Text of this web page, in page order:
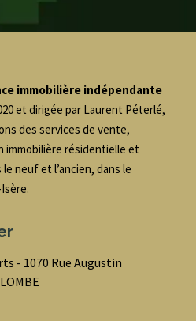
immobilière indépendante
et dirigée par Laurent Péterlé,
des services de vente,
immobilière résidentielle et
neuf et l’ancien, dans le
- 1070 Rue Augustin